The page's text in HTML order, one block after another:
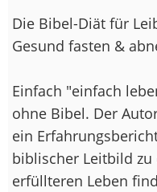
Die Bibel-Diät für
Gesund fasten &
Einfach "einfach
ohne Bibel. Der
ein
biblischer Leitbild
erfüllteren Leben